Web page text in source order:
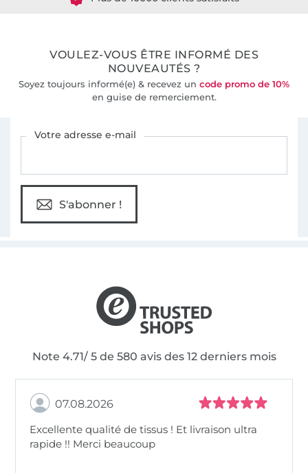
VOULEZ-VOUS ÊTRE INFORMÉ DES
NOUVEAUTÉS ?
Soyez toujours informé(e) & recevez un code promo de 10%
en guise de remerciement.
Votre adresse e-mail
S'abonner !
Note 4.71/ 5 de 580 avis des 12 derniers mois
07.08.2026
Excellente qualité de tissus ! Et livraison ultra
rapide !! Merci beaucoup